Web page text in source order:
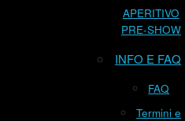
APERITIVO
PRE-SHOW
INFO E FAQ
FAQ
Termini e